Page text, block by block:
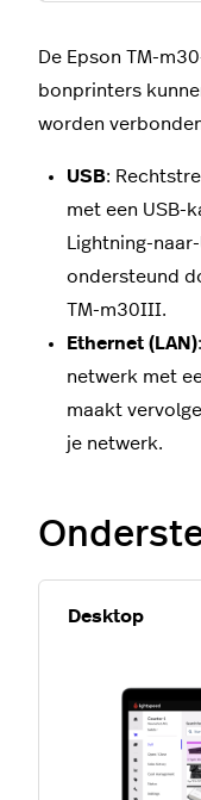
De Epson TM-
bonprinters
worden
USB:
met een USB-
Lightning-
ondersteund
TM-m30III.
Ethernet (LAN)
netwerk met
maakt
je netwerk.
Desktop